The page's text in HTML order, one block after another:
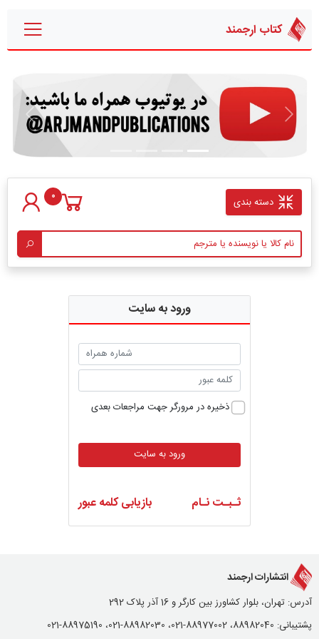
کتاب ارجمند
قبلی بعدی
دسته بندی 0
ورود به سایت
ذخیره در مرورگر جهت مراجعات بعدی
ورود به سایت
ثـبـت نـام بازیابی کلمه عبور
انتشارات ارجمند
آدرس: تهران، بلوار کشاورز بین کارگر و 16 آذر پلاک 292
پشتیبانی: 88982040، 88977002-021، 88982030-021، 88975190-021